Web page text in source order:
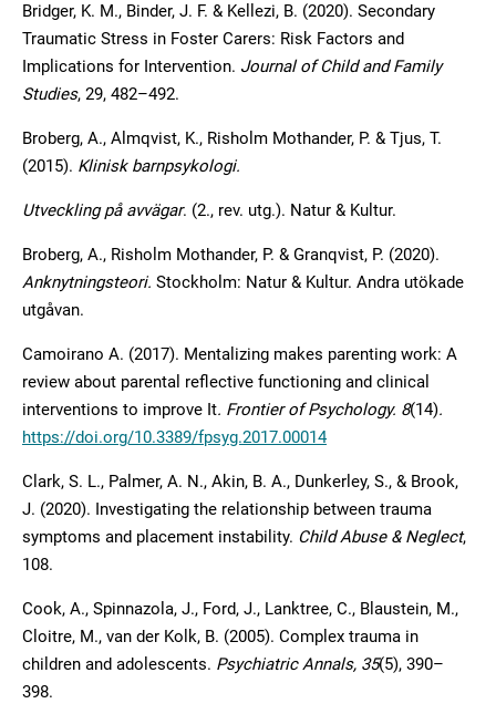
Bridger, K. M., Binder, J. F. & Kellezi, B. (2020). Secondary
Traumatic Stress in Foster Carers: Risk Factors and
Implications for Intervention. Journal of Child and Family
Studies, 29, 482–492.
Broberg, A., Almqvist, K., Risholm Mothander, P. & Tjus, T.
(2015). Klinisk barnpsykologi.
Utveckling på avvägar. (2., rev. utg.). Natur & Kultur.
Broberg, A., Risholm Mothander, P. & Granqvist, P. (2020).
Anknytningsteori. Stockholm: Natur & Kultur. Andra utökade
utgåvan.
Camoirano A. (2017). Mentalizing makes parenting work: A
review about parental reflective functioning and clinical
interventions to improve It. Frontier of Psychology. 8(14).
https://doi.org/10.3389/fpsyg.2017.00014
Clark, S. L., Palmer, A. N., Akin, B. A., Dunkerley, S., & Brook,
J. (2020). Investigating the relationship between trauma
symptoms and placement instability. Child Abuse & Neglect,
108.
Cook, A., Spinnazola, J., Ford, J., Lanktree, C., Blaustein, M.,
Cloitre, M., van der Kolk, B. (2005). Complex trauma in
children and adolescents. Psychiatric Annals, 35(5), 390–
398.